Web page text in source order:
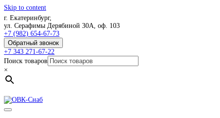
Skip to content
г. Екатеринбург,
ул. Серафимы Дерябиной 30А, оф. 103
+7 (982) 654-67-73
Обратный звонок
+7 343 271-67-22
Поиск товаров
×